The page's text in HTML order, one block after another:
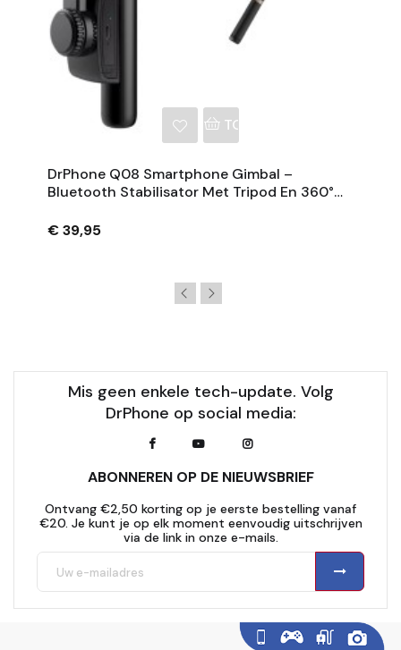
TOEVOEGEN AAN
DrPhone Q08 Smartphone Gimbal –
Bluetooth Stabilisator Met Tripod En 360°
€ 39,95
Mis geen enkele tech-update. Volg
DrPhone op social media:
ABONNEREN OP DE NIEUWSBRIEF
Ontvang €2,50 korting op je eerste bestelling vanaf
€20. Je kunt je op elk moment eenvoudig uitschrijven
via de link in onze e-mails.